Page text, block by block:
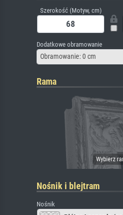
Szerokość (Motyw, cm)
Dodatkowe obramowanie
Obramowanie: 0 cm
Rama
Nośnik i blejtram
Nośnik